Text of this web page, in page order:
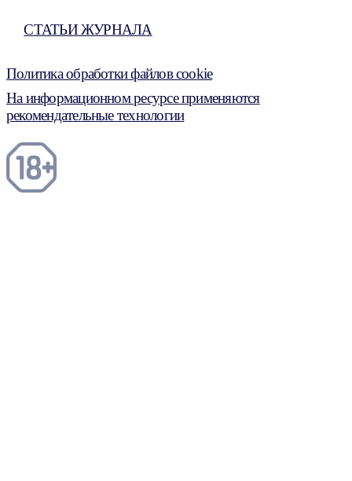
СТАТЬИ ЖУРНАЛА
Политика обработки файлов cookie
На информационном ресурсе применяются
рекомендательные технологии